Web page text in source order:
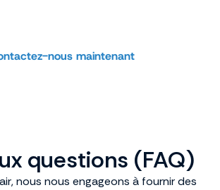
nous maintenant
questions (FAQ)
nous nous engageons à fournir des